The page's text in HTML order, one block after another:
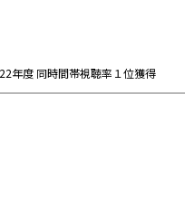
年度 同時間帯視聴率１位獲得